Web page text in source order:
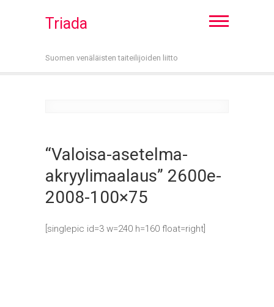
Triada
Suomen venäläisten taiteilijoiden liitto
“Valoisa-asetelma-
akryylimaalaus” 2600e-
2008-100×75
[singlepic id=3 w=240 h=160 float=right]